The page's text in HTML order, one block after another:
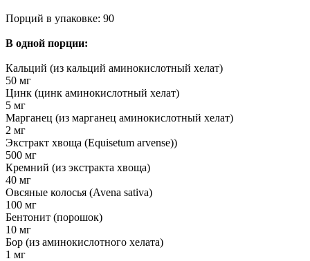
Порций в упаковке: 90
В одной порции:
Кальций (из кальций аминокислотный хелат)
50 мг
Цинк (цинк аминокислотный хелат)
5 мг
Марганец (из марганец аминокислотный хелат)
2 мг
Экстракт хвоща (Equisetum arvense))
500 мг
Кремний (из экстракта хвоща)
40 мг
Овсяные колосья (Avena sativa)
100 мг
Бентонит (порошок)
10 мг
Бор (из аминокислотного хелата)
1 мг